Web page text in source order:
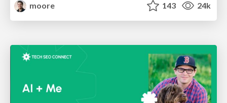
moore
143 24k